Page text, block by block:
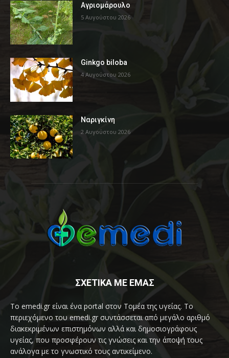
Αγριομάρουλο
5 Αυγούστου 2026
Ginkgo biloba
4 Αυγούστου 2026
Ναριγκίνη
2 Αυγούστου 2026
ΣΧΕΤΙΚΑ ΜΕ ΕΜΑΣ
Το emedi.gr είναι ένα portal στον Τομέα της υγείας. Το
περιεχόμενο του emedi.gr συντάσσεται από μεγάλο αριθμό
διακεκριμένων επιστημόνων αλλά και δημοσιογράφους
υγείας, που προσφέρουν τις γνώσεις και την άποψή τους
ανάλογα με το γνωστικό τους αντικείμενο.